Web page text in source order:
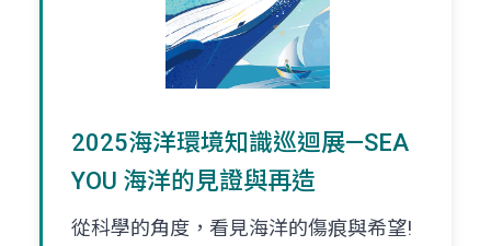
2025海洋環境知識巡迴展—SEA
YOU 海洋的見證與再造
從科學的角度，看見海洋的傷痕與希望!